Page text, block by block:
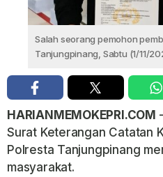
Salah seorang pemohon
Tanjungpinang, Sabtu (1/11/
HARIANMEMOKEPRI.COM
Surat Keterangan Catatan
Polresta Tanjungpinang
masyarakat.